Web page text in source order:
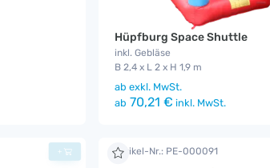
Hüpfburg Space Shuttle
inkl. Gebläse
B 2,4 x L 2 x H 1,9 m
ab exkl. MwSt.
ab 70,21 € inkl. MwSt.
+ Artikel-Nr.: PE-000091